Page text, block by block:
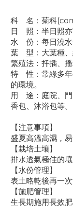
科 名：菊科
日 照：半日照亦
水 份：每日澆水
葉 型：大葉種、
繁殖法：扦插、播
特 性：常綠多年
的環境。
用 途：庭院、門
香包、沐浴包等。
【注意事項】
盛夏高溫高濕，
【栽培土壤】
排水透氣極佳的壤
【水份管理】
表土略乾後再一次
【施肥管理】
生長期施用長效